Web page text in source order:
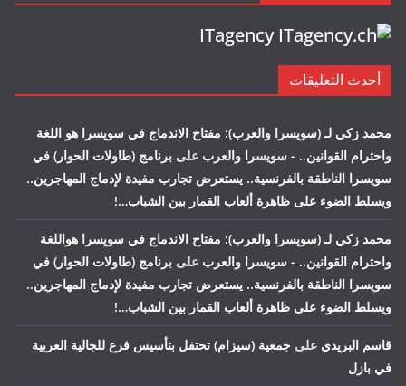
ITagency
أحدث التعليقات
محمد زكي لـ (سويسرا والعرب): مفتاح الاندماج في سويسرا هو اللغة
واحترام القوانين.. - سويسرا والعرب على برنامج (طاولات الحوار) في
سويسرا الناطقة بالفرنسية.. يستعرض تجارب مفيدة لإدماج المهاجرين..
ويسلط الضوء على ظاهرة ألعاب القمار بين الشباب…!
محمد زكي لـ (سويسرا والعرب): مفتاح الاندماج في سويسرا هواللغة
واحترام القوانين.. - سويسرا والعرب على برنامج (طاولات الحوار) في
سويسرا الناطقة بالفرنسية.. يستعرض تجارب مفيدة لإدماج المهاجرين..
ويسلط الضوء على ظاهرة ألعاب القمار بين الشباب…!
قاسم البريدي على جمعية (سيزام) تحتفل بتأسيس فرع للجالية العربية
في بازل